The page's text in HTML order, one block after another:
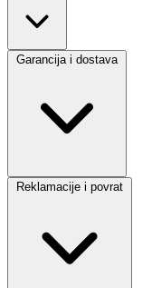
Garancija i dostava
Reklamacije i povrat